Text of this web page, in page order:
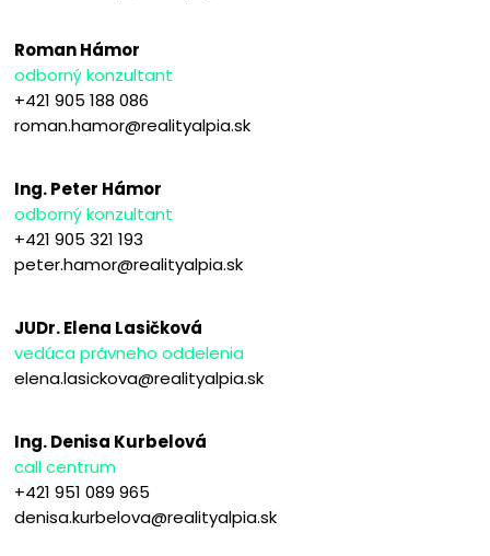
Roman Hámor
odborný konzultant
+421 905 188 086
roman.hamor@realityalpia.sk
Ing. Peter Hámor
odborný konzultant
+421 905 321 193
peter.hamor@realityalpia.sk
JUDr. Elena Lasičková
vedúca právneho oddelenia
elena.lasickova@realityalpia.sk
Ing. Denisa Kurbelová
call centrum
+421 951 089 965
denisa.kurbelova@realityalpia.sk